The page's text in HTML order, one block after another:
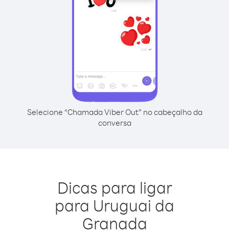
Selecione “Chamada Viber Out” no cabeçalho da
conversa
Dicas para ligar
para Uruguai da
Granada